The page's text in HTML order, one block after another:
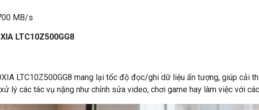
MB/s
LTC10Z500GG8
LTC10Z500GG8 mang lại tốc độ đọc/ghi dữ liệu ấn tượng, giúp cải
lý các tác vụ nặng như chỉnh sửa video, chơi game hay làm việc với